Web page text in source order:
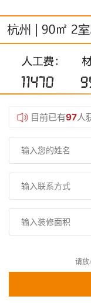
目前已有97人
请放